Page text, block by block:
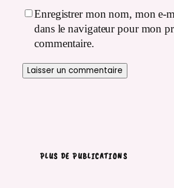
Enregistrer mon nom, mon e-
dans le navigateur pour mon
commentaire.
PLUS DE PUBLICATIONS